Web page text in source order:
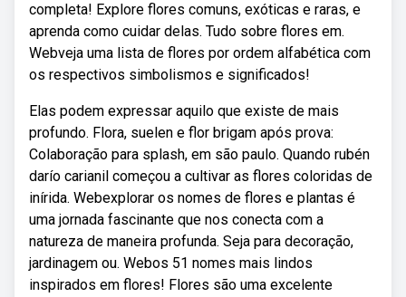
completa! Explore flores comuns, exóticas e raras, e
aprenda como cuidar delas. Tudo sobre flores em.
Webveja uma lista de flores por ordem alfabética com
os respectivos simbolismos e significados!
Elas podem expressar aquilo que existe de mais
profundo. Flora, suelen e flor brigam após prova:
Colaboração para splash, em são paulo. Quando rubén
darío carianil começou a cultivar as flores coloridas de
inírida. Webexplorar os nomes de flores e plantas é
uma jornada fascinante que nos conecta com a
natureza de maneira profunda. Seja para decoração,
jardinagem ou. Webos 51 nomes mais lindos
inspirados em flores! Flores são uma excelente